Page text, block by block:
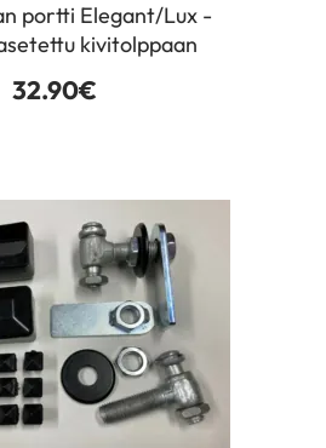
portti Elegant/Lux -
kivitolppaan
32.90€